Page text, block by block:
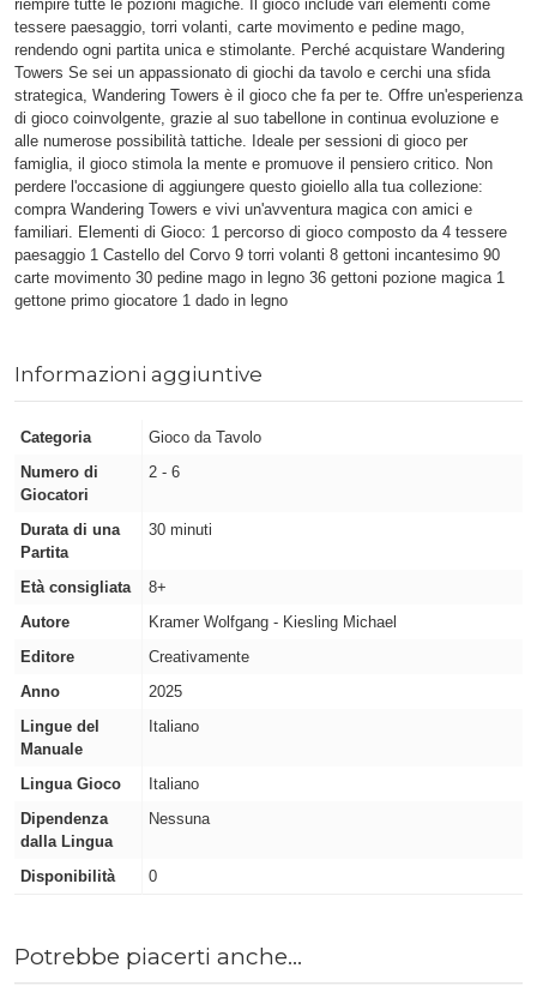
riempire tutte le pozioni magiche. Il gioco include vari elementi come
tessere paesaggio, torri volanti, carte movimento e pedine mago,
rendendo ogni partita unica e stimolante. Perché acquistare Wandering
Towers Se sei un appassionato di giochi da tavolo e cerchi una sfida
strategica, Wandering Towers è il gioco che fa per te. Offre un'esperienza
di gioco coinvolgente, grazie al suo tabellone in continua evoluzione e
alle numerose possibilità tattiche. Ideale per sessioni di gioco per
famiglia, il gioco stimola la mente e promuove il pensiero critico. Non
perdere l'occasione di aggiungere questo gioiello alla tua collezione:
compra Wandering Towers e vivi un'avventura magica con amici e
familiari. Elementi di Gioco: 1 percorso di gioco composto da 4 tessere
paesaggio 1 Castello del Corvo 9 torri volanti 8 gettoni incantesimo 90
carte movimento 30 pedine mago in legno 36 gettoni pozione magica 1
gettone primo giocatore 1 dado in legno
Informazioni aggiuntive
Categoria
Gioco da Tavolo
Numero di
Giocatori
2 - 6
Durata di una
Partita
30 minuti
Età consigliata
8+
Autore
Kramer Wolfgang - Kiesling Michael
Editore
Creativamente
Anno
2025
Lingue del
Manuale
Italiano
Lingua Gioco
Italiano
Dipendenza
dalla Lingua
Nessuna
Disponibilità 0
Potrebbe piacerti anche...